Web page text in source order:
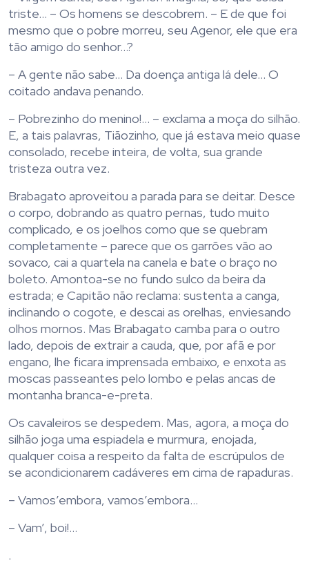
triste… – Os homens se descobrem. – E de que foi
mesmo que o pobre morreu, seu Agenor, ele que era
tão amigo do senhor…?
– A gente não sabe… Da doença antiga lá dele… O
coitado andava penando.
– Pobrezinho do menino!… – exclama a moça do silhão.
E, a tais palavras, Tiãozinho, que já estava meio quase
consolado, recebe inteira, de volta, sua grande
tristeza outra vez.
Brabagato aproveitou a parada para se deitar. Desce
o corpo, dobrando as quatro pernas, tudo muito
complicado, e os joelhos como que se quebram
completamente – parece que os garrões vão ao
sovaco, cai a quartela na canela e bate o braço no
boleto. Amontoa-se no fundo sulco da beira da
estrada; e Capitão não reclama: sustenta a canga,
inclinando o cogote, e descai as orelhas, enviesando
olhos mornos. Mas Brabagato camba para o outro
lado, depois de extrair a cauda, que, por afã e por
engano, lhe ficara imprensada embaixo, e enxota as
moscas passeantes pelo lombo e pelas ancas de
montanha branca-e-preta.
Os cavaleiros se despedem. Mas, agora, a moça do
silhão joga uma espiadela e murmura, enojada,
qualquer coisa a respeito da falta de escrúpulos de
se acondicionarem cadáveres em cima de rapaduras.
– Vamos’embora, vamos’embora…
– Vam’, boi!…
.